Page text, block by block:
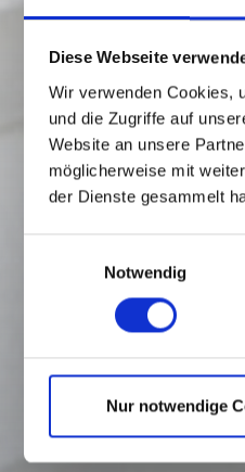
Diese Webseite
Wir verwenden Cookies,
und die Zugriffe auf
Website an unsere
möglicherweise mit
der Dienste gesammelt
Notwendig
Nur notwendige